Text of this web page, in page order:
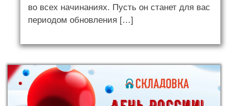
во всех начинаниях. Пусть он станет для вас
периодом обновления […]